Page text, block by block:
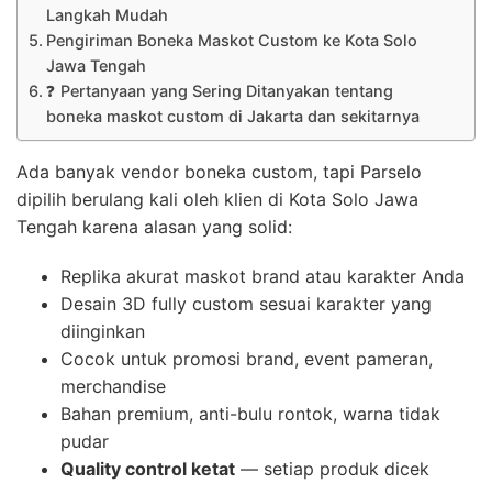
Langkah Mudah
Pengiriman Boneka Maskot Custom ke Kota Solo
Jawa Tengah
❓ Pertanyaan yang Sering Ditanyakan tentang
boneka maskot custom di Jakarta dan sekitarnya
Ada banyak vendor boneka custom, tapi Parselo
dipilih berulang kali oleh klien di Kota Solo Jawa
Tengah karena alasan yang solid:
Replika akurat maskot brand atau karakter Anda
Desain 3D fully custom sesuai karakter yang
diinginkan
Cocok untuk promosi brand, event pameran,
merchandise
Bahan premium, anti-bulu rontok, warna tidak
pudar
Quality control ketat — setiap produk dicek